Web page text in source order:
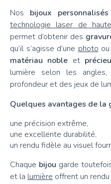
Nos bijoux personnalisés
technologie laser de
permet d’obtenir des
qu’il s’agisse d’une photo ou
matériau noble et
lumière selon les
profondeur et des jeux de
Quelques avantages de la
une précision extrême,
une excellente durabilité,
un rendu fidèle au visuel
Chaque bijou garde
et la lumière offrent un